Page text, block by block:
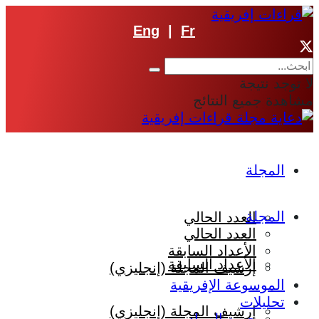
Eng Fr
لا توجد نتيجة
مشاهدة جميع النتائج
المجلة
العدد الحالي
الأعداد السابقة
إرشيف المجلة (إنجليزي)
المجلة
العدد الحالي
الأعداد السابقة
إرشيف المجلة (إنجليزي)
الموسوعة الإفريقية
تحليلات